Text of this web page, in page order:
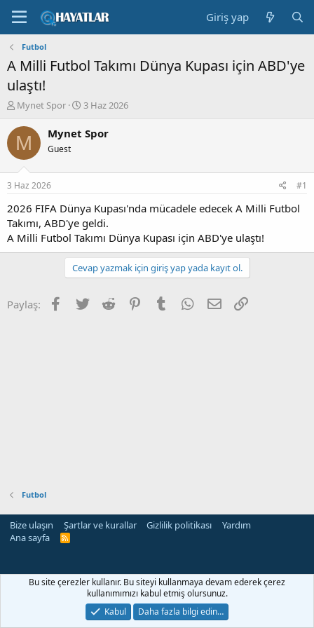
Giriş yap
Futbol
A Milli Futbol Takımı Dünya Kupası için ABD'ye
ulaştı!
K
n
b
u
u
b
a
ş
l
a
t
Mynet Spor
B
ş
ç
t
a
r
i
h
i
3 Haz 2026
M Mynet Spor
Guest
3 Haz 2026 #1
2026 FIFA Dünya Kupası'nda mücadele edecek A Milli Futbol
Takımı, ABD'ye geldi.
A Milli Futbol Takımı Dünya Kupası için ABD'ye ulaştı!
Cevap yazmak için giriş yap yada kayıt ol.
Paylaş: Facebook
Twitter Reddit PinterestTumblr WhatsApp
E-posta
Futbol
Bize ulaşın Şartlar ve kurallar Gizlilik politikası
Yardım
Ana sayfa
R
Bu site çerezler kullanır. Bu siteyi kullanmaya devam ederek çerez
kullanımımızı kabul etmiş olursunuz.
Kabul
Daha fazla bilgi edin…